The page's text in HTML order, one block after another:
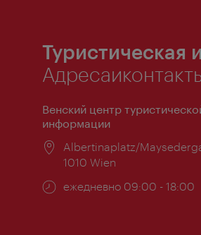
Туристическая
Венский центр
информации
Расположение:
Albertinaplatz/
1010 Wien
Часы
ежедневно 09:00 - 18:00